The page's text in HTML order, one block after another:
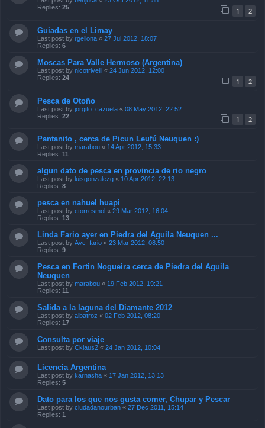
Last post by
Moscas Para Valle Hermoso (Argentina)
Last post by nicotrivelli «24 Jun 2012, 12:00
Replies: 24
Pesca de Otoño
Last post by
Pantanito , cerca de Picun Leufú Neuquen :)
Last post by
algun dato de pesca en provincia de rio negro
Last post by luisgonzalezg«10 Apr 2012, 22:13
Replies: 8
pesca en nahuel huapi
Last post by ctorresmol«29 Mar 2012, 16:04
Replies: 13
Linda Fario ayer en Piedra del Aguila Neuquen ...
Last post by Avc_fario«23 Mar 2012, 08:50
Replies: 9
Pesca en Fortin Nogueira cerca de Piedra del Aguila
Neuquen
Last post by
Salida a la laguna del Diamante 2012
Last post by albatroz«02 Feb 2012, 08:20
Replies: 17
Consulta por viaje
Last post by Cklaus2 «24 Jan 2012, 10:04
Licencia Argentina
Last post bykarnasha«17 Jan 2012, 13:13
Replies:
Dato para los que nos gusta comer, Chupar y Pescar
Last post by ciudadanourban«27 Dec 2011, 15:14
Replies: 1
Reporte Patagonia Argentina
Last post by treswrx«19 Nov 2011, 18:58
Replies: 17